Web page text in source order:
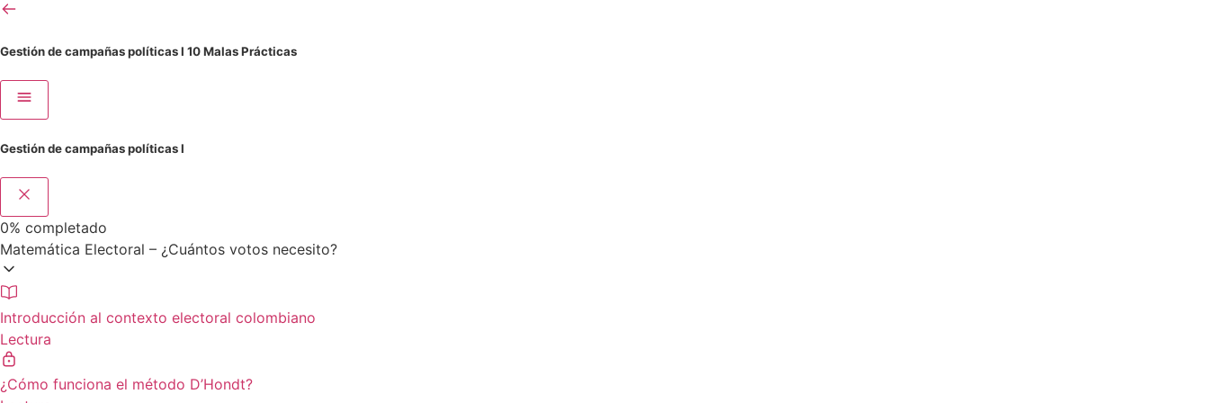
Gestión de campañas políticas I 10 Malas Prácticas
Gestión de campañas políticas I
0% completado
Matemática Electoral – ¿Cuántos votos necesito?
Introducción al contexto electoral colombiano
Lectura
¿Cómo funciona el método D’Hondt?